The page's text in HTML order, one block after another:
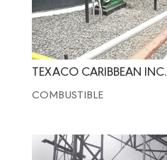
TEXACO CARIBBEAN INC.
COMBUSTIBLE